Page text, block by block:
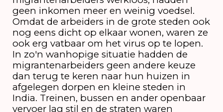
geen inkomen meer en weinig voedsel.
Omdat de arbeiders in de grote steden ook
nog eens dicht op elkaar wonen, waren ze
ook erg vatbaar om het virus op te lopen.
In zo'n wanhopige situatie hadden de
migrantenarbeiders geen andere keuze
dan terug te keren naar hun huizen in
afgelegen dorpen en kleine steden in
India. Treinen, bussen en ander openbaar
vervoer lag stil en de straten waren